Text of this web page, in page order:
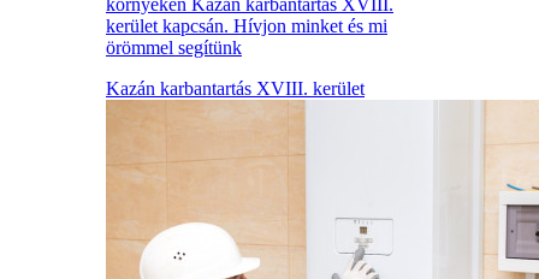
környékén Kazán karbantartás XVIII.
kerület kapcsán. Hívjon minket és mi
örömmel segítünk
Kazán karbantartás XVIII. kerület